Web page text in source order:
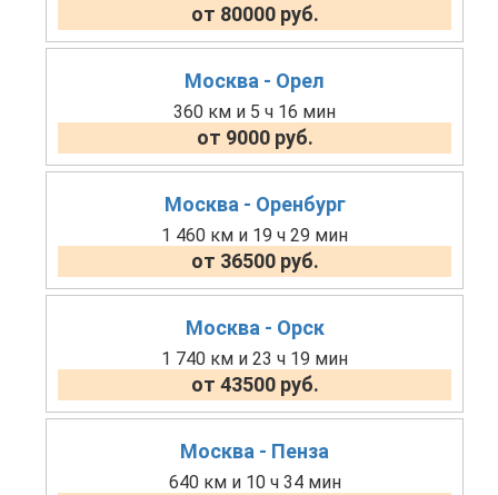
от 80000 руб.
Москва - Орел
360 км и 5 ч 16 мин
от 9000 руб.
Москва - Оренбург
1 460 км и 19 ч 29 мин
от 36500 руб.
Москва - Орск
1 740 км и 23 ч 19 мин
от 43500 руб.
Москва - Пенза
640 км и 10 ч 34 мин